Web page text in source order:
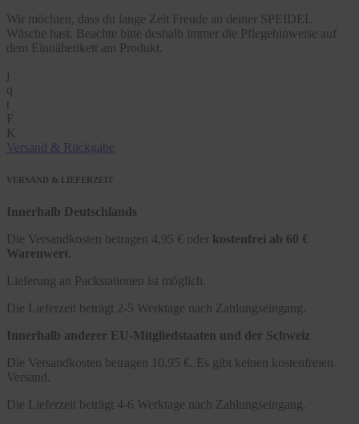
Wir möchten, dass du lange Zeit Freude an deiner SPEIDEL
Wäsche hast. Beachte bitte deshalb immer die Pflegehinweise auf
dem Einnähetikett am Produkt.
j
q
t
F
K
Versand & Rückgabe
VERSAND & LIEFERZEIT
Innerhalb Deutschlands
Die Versandkosten betragen 4,95 € oder kostenfrei ab 60 €
Warenwert
Lieferung an Packstationen ist möglich.
Die Lieferzeit beträgt 2-5 Werktage nach Zahlungseingang.
Innerhalb anderer EU-Mitgliedstaaten und der Schweiz
Die Versandkosten betragen 10,95 €. Es gibt keinen kostenfreien
Versand.
Die Lieferzeit beträgt 4-6 Werktage nach Zahlungseingang.